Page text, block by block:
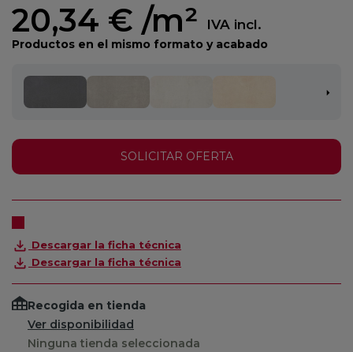
20,34 € /m² IVA incl.
Productos en el mismo formato y acabado
SOLICITAR OFERTA
Descargar la ficha técnica
Descargar la ficha técnica
Recogida en tienda
Ver disponibilidad
Ninguna tienda seleccionada